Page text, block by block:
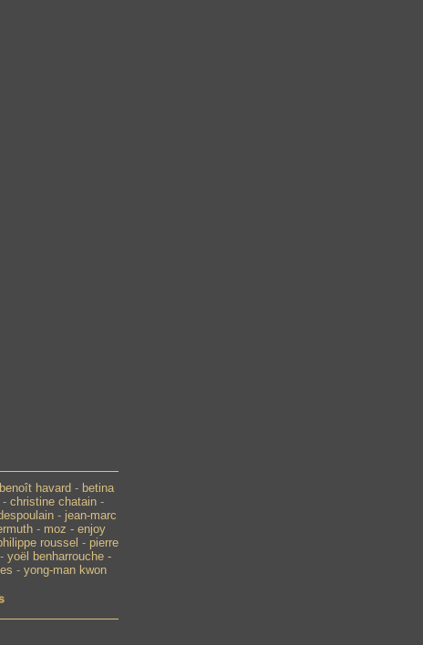
benoît havard- betina
- christine chatain-
- jean-marc
- moz - enjoy
roussel - pierre
- yoël benharrouche -
- yong-man kwon